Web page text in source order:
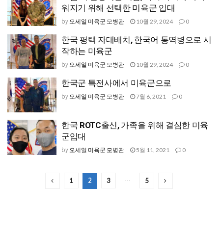
워지기 위해 선택한 미육군 입대
by 오세일 미육군 모병관 10월 29, 2024 0
한국 평택 자대배치, 한국어 통역병으로 시
작하는 미육군
by 오세일 미육군 모병관 10월 29, 2024 0
한국군 특전사에서 미육군으로
by 오세일 미육군 모병관 7월 6, 2021 0
한국 ROTC출신, 가족을 위해 결심한 미육
군입대
by 오세일 미육군 모병관 5월 11, 2021 0
1 2 3 … 5